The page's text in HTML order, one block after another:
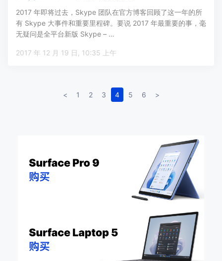
2017 年即将过去，Skype 团队在官方博客回顾了这一年的所
有 Skype 大事件和重要里程碑。要说 2017 年最重要的事，毫
无疑问是全平台新版 Skype – …
2017 年 12 月 19 日, 10:35 上午
< 1 2 3 4 5 6 >